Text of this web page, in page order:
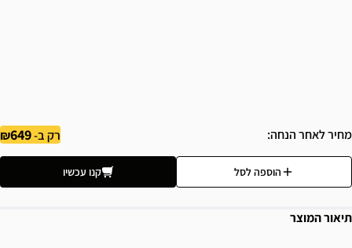
מחיר לאחר הנחה רק ב-649
הוספה לסל קנו עכשיו
תיאור המוצר